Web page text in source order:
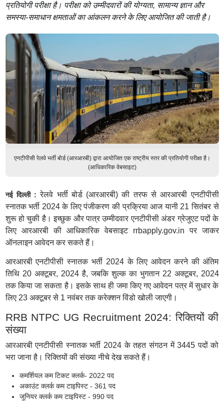
प्रतियोगी परीक्षा है। परीक्षा को उम्मीदवारों की योग्यता, सामान्य ज्ञान और
समस्या-समाधान क्षमताओं का आंकलन करने के लिए आयोजित की जाती है।
एनटीपीसी रेलवे भर्ती बोर्ड (आरआरबी) द्वारा आयोजित एक राष्ट्रीय स्तर की प्रतियोगी परीक्षा है।
(आधिकारिक वेबसाइट)
नई दिल्ली :रेलवे भर्ती बोर्ड (आरआरबी) की तरफ से आरआरबी एनटीपीसी
स्नातक भर्ती 2024 के लिए पंजीकरण की प्रक्रिया आज यानी 21 सितंबर से
शुरू हो चुकी है। इच्छुक और पात्र उम्मीदवार एनटीपीसी अंडर ग्रेजुएट पदों के
लिए आरआरबी की आधिकारिक वेबसाइट rrbapply.gov.in पर जाकर
ऑनलाइन आवेदन कर सकते हैं।
आरआरबी एनटीपीसी स्नातक भर्ती 2024 के लिए आवेदन करने की अंतिम
तिथि 20 अक्टूबर, 2024 है, जबकि शुल्क का भुगतान 22 अक्टूबर, 2024
तक किया जा सकता है। इसके साथ ही जमा किए गए आवेदन पत्र में सुधार के
लिए 23 अक्टूबर से 1 नवंबर तक करेक्शन विंडो खोली जाएगी।
RRB NTPC UG Recruitment 2024: रिक्तियों की
संख्या
आरआरबी एनटीपीसी स्नातक भर्ती 2024 के तहत संगठन में 3445 पदों को
भरा जाना है। रिक्तियों की संख्या नीचे देख सकते हैं।
कमर्शियल कम टिकट क्लर्क- 2022 पद
अकाउंट क्लर्क कम टाइपिस्ट - 361 पद
जूनियर क्लर्क कम टाइपिस्ट - 990 पद